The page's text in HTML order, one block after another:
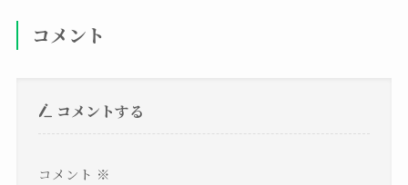
コメント
コメントする
コメント ※